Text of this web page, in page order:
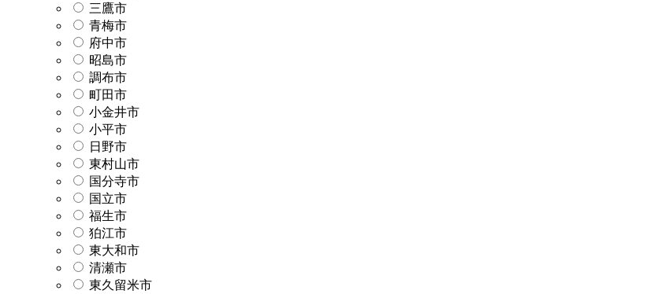
三鷹市
青梅市
府中市
昭島市
調布市
町田市
小金井市
小平市
日野市
東村山市
国分寺市
国立市
福生市
狛江市
東大和市
清瀬市
東久留米市